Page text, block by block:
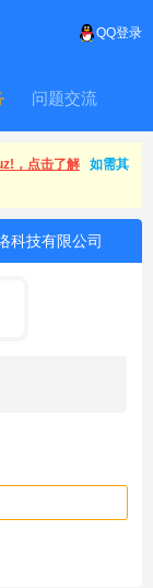
QQ登录
问题交流
，点击了解
如需其